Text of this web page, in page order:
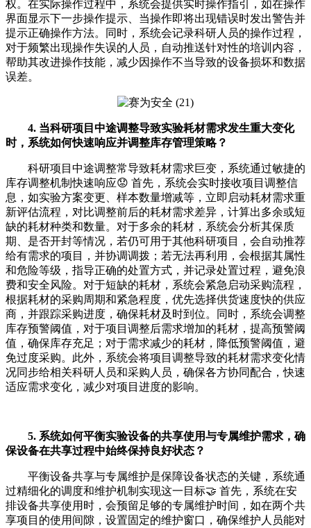
权。在实际操作过程中，系统会提供实时操作指引，如在操作
界面显示下一步操作提示、当操作即将出现错误时发出警告并
提示正确操作方法。同时，系统会记录科研人员的操作过程，
对于频繁出现操作失误的人员，自动推送针对性的培训内容，
帮助其改进操作技能，减少因操作不当导致的设备损坏和数据
误差。
4. 当科研项目中途调整导致实验耗材需求发生重大变化
时，系统如何快速响应并调整库存管理策略？
科研项目中途调整常导致耗材需求巨变，系统通过敏捷的
库存调整机制快速响应😟 首先，系统会实时接收项目调整信
息，如实验方案变更、样本数量增减等，立即启动耗材需求重
新评估流程，对比调整前后的耗材需求差异，计算出多余或短
缺的耗材种类和数量。对于多余的耗材，系统会分析其保质
期、是否开封等情况，若仍可用于其他科研项目，会自动推荐
给有需求的项目，并协调调拨；若无法再利用，会根据其属性
和危险等级，指导正确的处置方式，并记录处置过程，避免浪
费和安全风险。对于短缺的耗材，系统会紧急启动采购流程，
根据耗材的采购周期和紧急程度，优先选择供货速度快的供应
商，并跟踪采购进度，确保耗材及时到位。同时，系统会调整
库存预警阈值，对于项目调整后需求增加的耗材，提高预警阈
值，确保库存充足；对于需求减少的耗材，降低预警阈值，避
免过度采购。此外，系统会将项目调整导致的耗材需求变化情
况同步给相关科研人员和采购人员，确保各方协同配合，快速
适应需求变化，减少对项目进度的影响。
5. 系统如何平衡实验设备的共享使用与专属维护需求，确
保设备在共享过程中始终保持良好状态？
平衡设备共享与专属维护是保障设备状态的关键，系统通
过精细化的调度和维护机制实现这一目标🤝 首先，系统在安
排设备共享使用时，会预留足够的专属维护时间，如在两个共
享项目的使用间隙，设置固定的维护窗口，确保维护人员能对